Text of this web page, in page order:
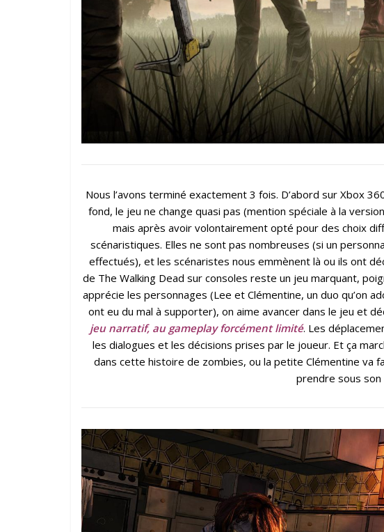
Nous l’avons terminé exactement 3 fois. D’abord sur Xbox
fond, le jeu ne change quasi pas (mention spéciale à la
mais après avoir volontairement opté pour des choix
scénaristiques. Elles ne sont pas nombreuses (si un
effectués), et les scénaristes nous emmènent là ou ils ont
de The Walking Dead sur consoles reste un jeu marquant,
apprécie les personnages (Lee et Clémentine, un duo qu’on
ont eu du mal à supporter), on aime avancer dans le jeu et
jeu narratif, au gameplay forcément limité. Les
les dialogues et les décisions prises par le joueur. Et ça
dans cette histoire de zombies, ou la petite Clémentine va
prendre sous son